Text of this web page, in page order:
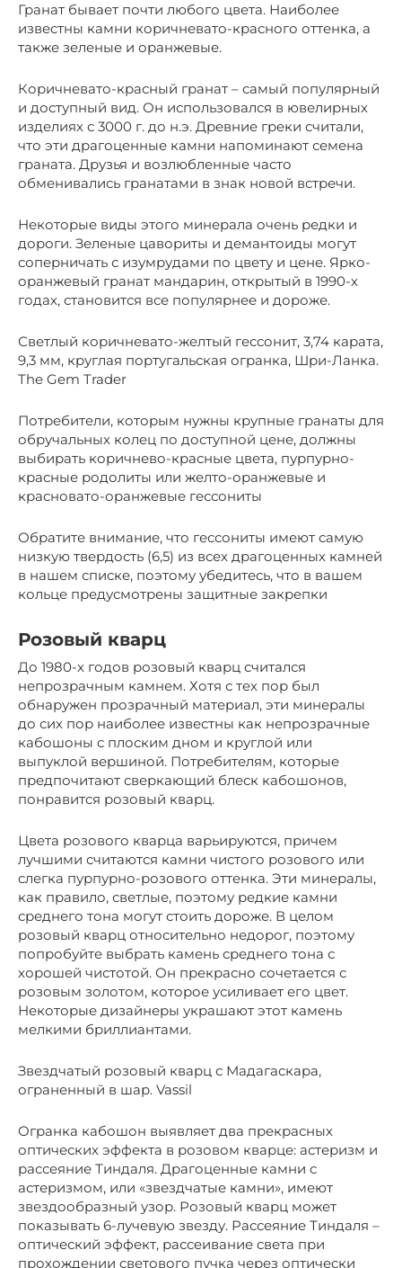
Гранат бывает почти любого цвета. Наиболее
известны камни коричневато-красного оттенка, а
также зеленые и оранжевые.
Коричневато-красный гранат – самый популярный
и доступный вид. Он использовался в ювелирных
изделиях с 3000 г. до н.э. Древние греки считали,
что эти драгоценные камни напоминают семена
граната. Друзья и возлюбленные часто
обменивались гранатами в знак новой встречи.
Некоторые виды этого минерала очень редки и
дороги. Зеленые цавориты и демантоиды могут
соперничать с изумрудами по цвету и цене. Ярко-
оранжевый гранат мандарин, открытый в 1990-х
годах, становится все популярнее и дороже.
Светлый коричневато-желтый гессонит, 3,74 карата,
9,3 мм, круглая португальская огранка, Шри-Ланка.
The Gem Trader
Потребители, которым нужны крупные гранаты для
обручальных колец по доступной цене, должны
выбирать коричнево-красные цвета, пурпурно-
красные родолиты или желто-оранжевые и
красновато-оранжевые гессониты
Обратите внимание, что гессониты имеют самую
низкую твердость (6,5) из всех драгоценных камней
в нашем списке, поэтому убедитесь, что в вашем
кольце предусмотрены защитные закрепки
Розовый кварц
До 1980-х годов розовый кварц считался
непрозрачным камнем. Хотя с тех пор был
обнаружен прозрачный материал, эти минералы
до сих пор наиболее известны как непрозрачные
кабошоны с плоским дном и круглой или
выпуклой вершиной. Потребителям, которые
предпочитают сверкающий блеск кабошонов,
понравится розовый кварц.
Цвета розового кварца варьируются, причем
лучшими считаются камни чистого розового или
слегка пурпурно-розового оттенка. Эти минералы,
как правило, светлые, поэтому редкие камни
среднего тона могут стоить дороже. В целом
розовый кварц относительно недорог, поэтому
попробуйте выбрать камень среднего тона с
хорошей чистотой. Он прекрасно сочетается с
розовым золотом, которое усиливает его цвет.
Некоторые дизайнеры украшают этот камень
мелкими бриллиантами.
Звездчатый розовый кварц с Мадагаскара,
ограненный в шар. Vassil
Огранка кабошон выявляет два прекрасных
оптических эффекта в розовом кварце: астеризм и
рассеяние Тиндаля. Драгоценные камни с
астеризмом, или «звездчатые камни», имеют
звездообразный узор. Розовый кварц может
показывать 6-лучевую звезду. Рассеяние Тиндаля –
оптический эффект, рассеивание света при
прохождении светового пучка через оптически